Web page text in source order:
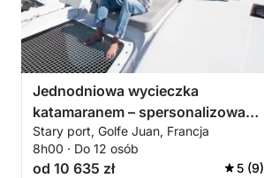
dzień… my zajmiemy się resztą!
Jednodniowa wycieczka
katamaranem – spersonalizowana
wycieczka z wypłynięciem z
Golfe-Juan
Stary port, Golfe Juan, Francja
8h00 · Do 12 osób
od 10 635 zł 5 (9)